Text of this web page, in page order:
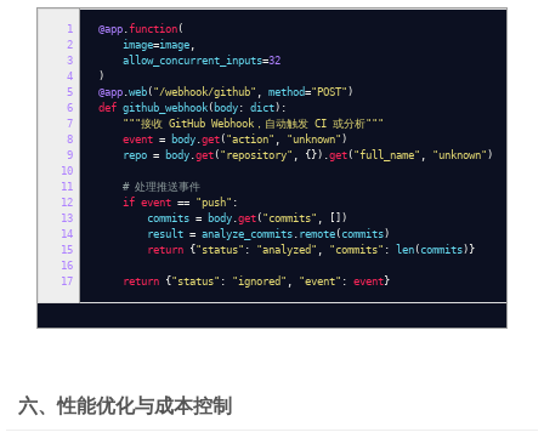
1
2
3
4
5
6
7
8
9
10
11
12
13
14
15
16
17
@app .function (
image=image ,
allow_concurrent_inputs=32
)
@app .web ( "/webhook/github" , method="POST" )
def github_webhook ( body : dict):
"""接收 GitHub Webhook，自动触发 CI 或分析"""
event = body .get ( "action" , "unknown" )
repo = body .get ( "repository" , {}).get ( "full_name" , "unknown" )
# 处理推送事件
if event == "push" :
commits = body .get ( "commits" ,
[])
result = analyze_commits . remote ( commits)
return {"status" : "analyzed" , "commits" : len ( commits)}
return {"status" : "ignored" , "event" : event}
六、性能优化与成本控制